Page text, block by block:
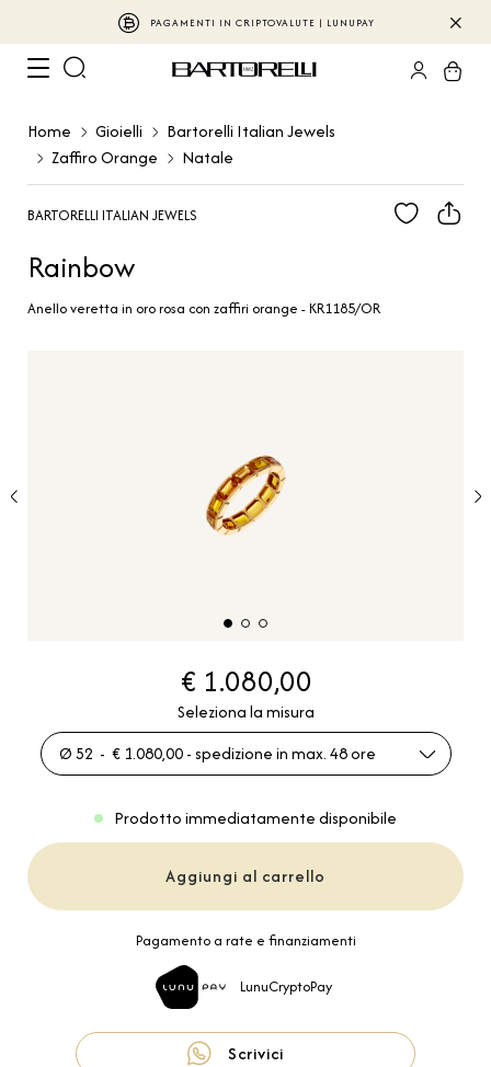
PAGAMENTI IN CRIPTOVALUTE | LUNUPAY
Home Gioielli
Bartorelli Italian Jewels
Zaffiro Orange
Natale
BARTORELLI ITALIAN JEWELS
Rainbow
Anello veretta in oro rosa con zaffiri orange - KR1185/OR
€ 1.080,00
Seleziona la misura
Ø 52 - € 1.080,00 - spedizione in max. 48 ore
Prodotto immediatamente disponibile
Aggiungi al carrello
Pagamento a rate e finanziamenti
LunuCryptoPay
Scrivici